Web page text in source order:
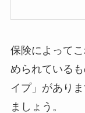
保険によって
められている
イプ」があり
ましょう。